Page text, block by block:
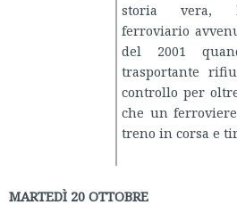
storia vera,
ferroviario
del 2001
trasportante
controllo per
che un
treno in corsa e
MARTEDÌ 20 OTTOBRE